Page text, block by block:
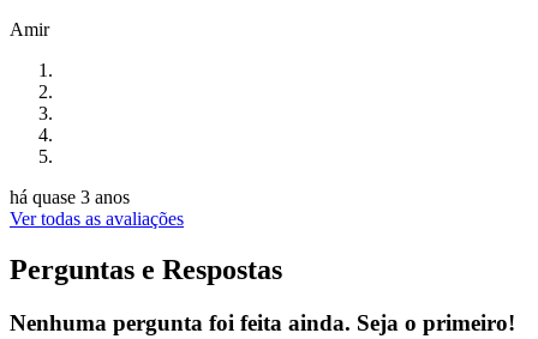
Amir
há quase 3 anos
Ver todas as avaliações
Perguntas e Respostas
Nenhuma pergunta foi feita ainda. Seja o primeiro!